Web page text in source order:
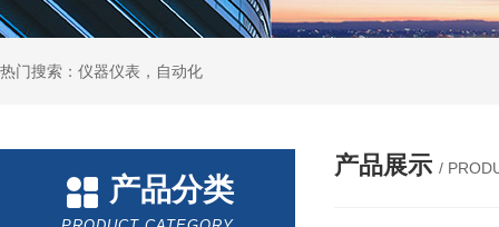
热门搜索：仪器仪表，自动化
产品分类
产品展示 /